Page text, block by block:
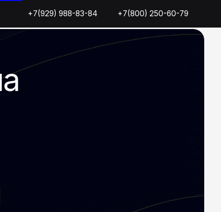
+7(800) 250-60-79
988-83-84 +7(800) 250-60-79
988-83-84